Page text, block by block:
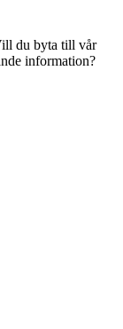
du byta till vår
information?